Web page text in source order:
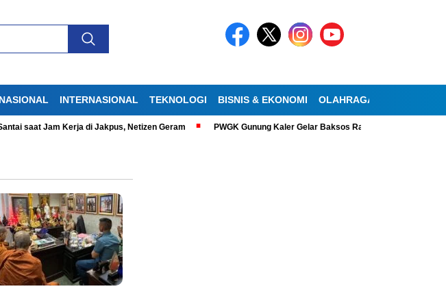
NASIONAL INTERNASIONAL TEKNOLOGI BISNIS & EKONOMI OLAHRAGA
saat Jam Kerja di Jakpus, Netizen Geram PWGK Gunung Kaler Gelar Baksos Ramadan, Bantu Lansia